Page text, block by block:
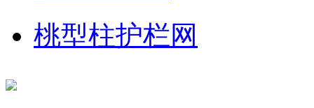
桃型柱护栏网